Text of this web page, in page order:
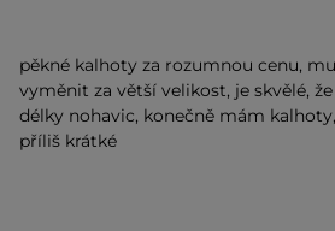
pěkné kalhoty za rozumnou cenu,
vyměnit za větší velikost, je skvělé,
délky nohavic, konečně mám
příliš krátké